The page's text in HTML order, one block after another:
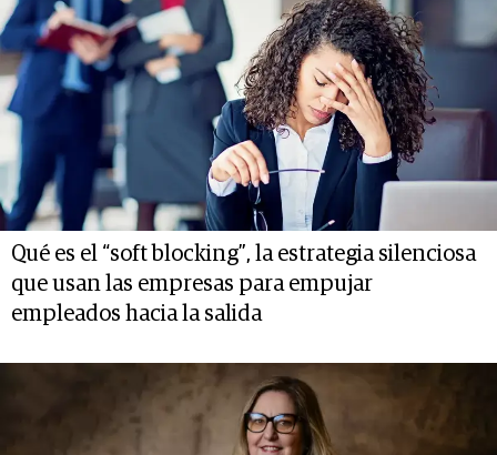
Qué es el “soft blocking”, la estrategia silenciosa
que usan las empresas para empujar
empleados hacia la salida